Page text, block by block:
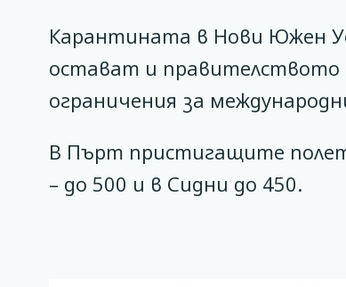
Карантината в Нови Южен
остават и правителството
ограничения за
В Пърт пристигащите
– до 500 и в Сидни до 450.